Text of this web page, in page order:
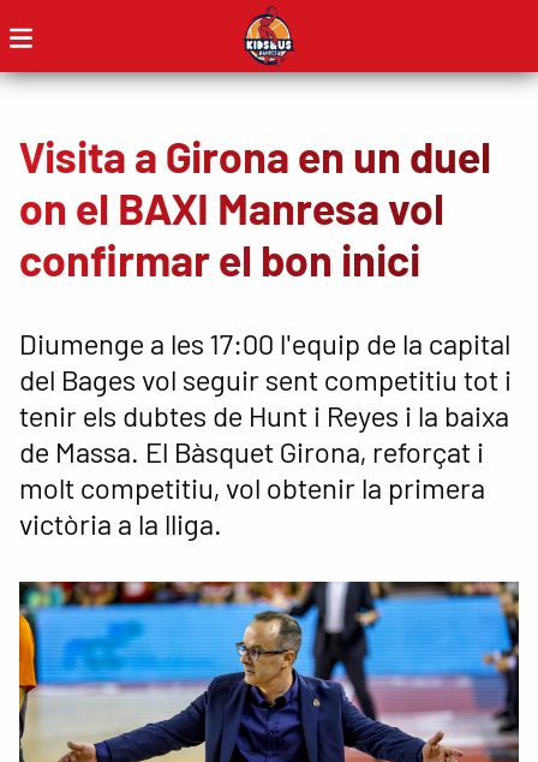
Visita a Girona en un duel
on el BAXI Manresa vol
confirmar el bon inici
Diumenge a les 17:00 l'equip de la capital
del Bages vol seguir sent competitiu tot i
tenir els dubtes de Hunt i Reyes i la baixa
de Massa. El Bàsquet Girona, reforçat i
molt competitiu, vol obtenir la primera
victòria a la lliga.